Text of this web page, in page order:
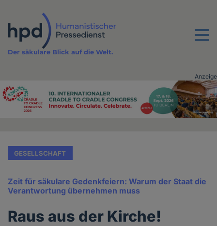
Inhalt
Menu
Der säkulare Blick auf die Welt.
Advertising
Anzeige
GESELLSCHAFT
Zeit für säkulare Gedenkfeiern: Warum der Staat die
Verantwortung übernehmen muss
Raus aus der Kirche!